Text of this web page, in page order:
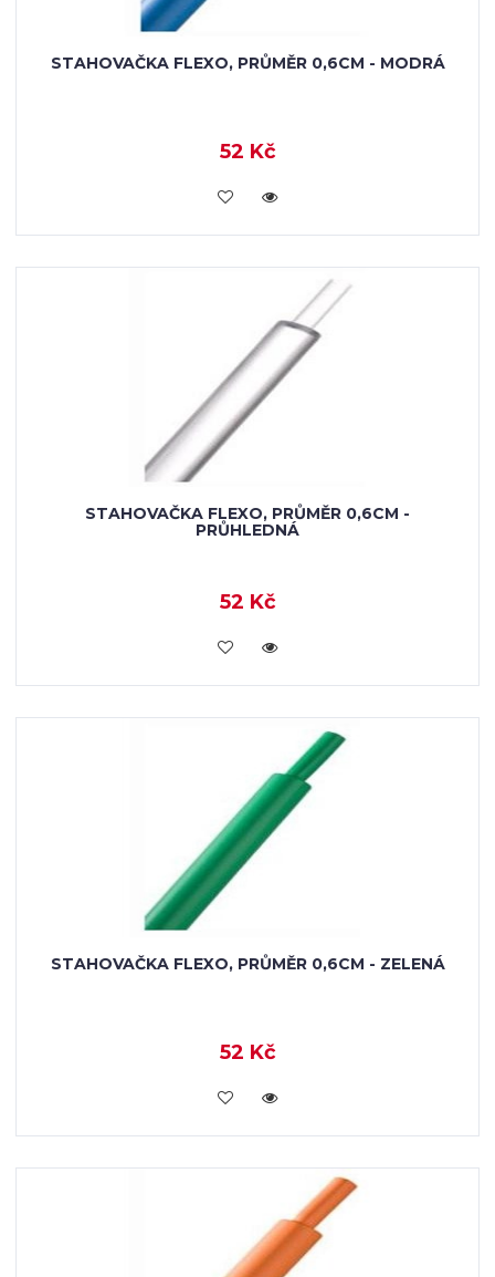
STAHOVAČKA FLEXO, PRŮMĚR 0,6CM - MODRÁ
52 Kč
VLOŽIT DO KOŠÍKU
STAHOVAČKA FLEXO, PRŮMĚR 0,6CM -
PRŮHLEDNÁ
52 Kč
VLOŽIT DO KOŠÍKU
STAHOVAČKA FLEXO, PRŮMĚR 0,6CM - ZELENÁ
52 Kč
VLOŽIT DO KOŠÍKU